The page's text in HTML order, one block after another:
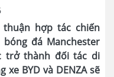
thuận hợp tác chiến
đá Manchester
trở thành đối tác di
xe BYD và DENZA sẽ